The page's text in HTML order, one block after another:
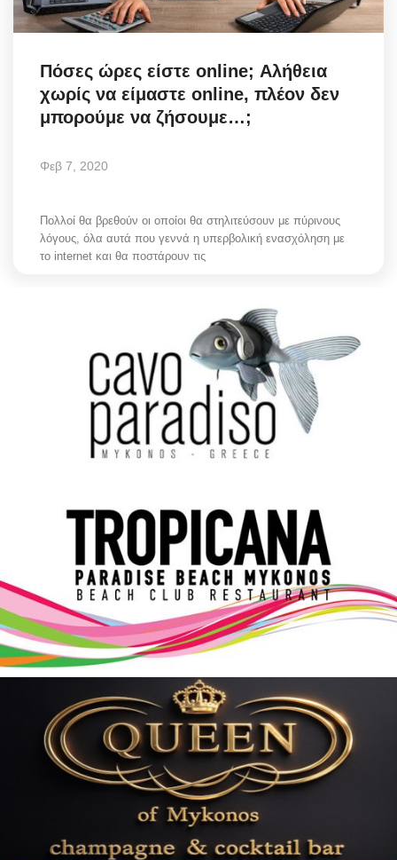
Aegean Islands
Σεβασμιώτατος Δωρόθεος Β’
Cost Of Living Crisis
Opinion + Analysis
All News
Elections 2023
Πόσες ώρες είστε online; Αλήθεια
χωρίς να είμαστε online, πλέον δεν
μπορούμε να ζήσουμε…;
Φεβ 7, 2020
Πολλοί θα βρεθούν οι οποίοι θα στηλιτεύσουν με πύρινους
λόγους, όλα αυτά που γεννά η υπερβολική ενασχόληση με
το internet και θα ποστάρουν τις